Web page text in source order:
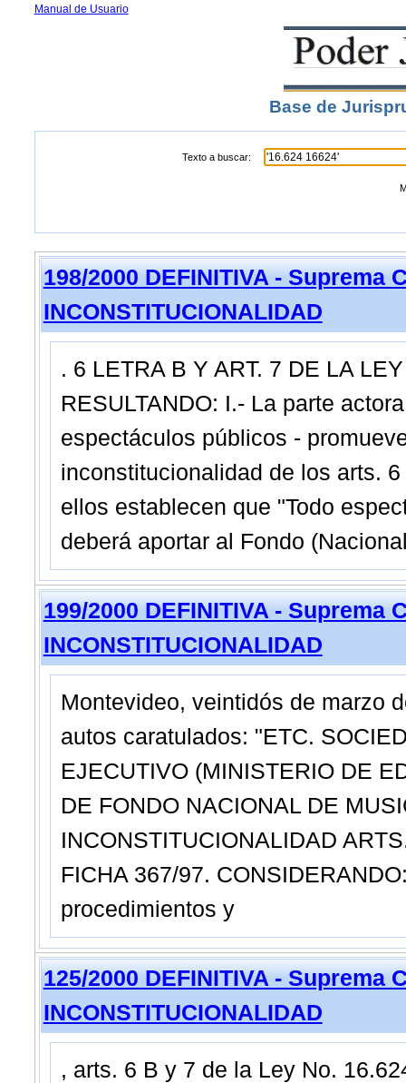
Manual de Usuario
Base de
Texto a buscar:
198/2000 DEFINITIVA - Suprema
INCONSTITUCIONALIDAD
. 6 LETRA B Y ART. 7 DE LA
RESULTANDO: I.- La parte
espectáculos públicos -
inconstitucionalidad de los arts.
ellos establecen que "Todo
deberá aportar al Fondo
199/2000 DEFINITIVA - Suprema
INCONSTITUCIONALIDAD
Montevideo, veintidós de marzo
autos caratulados: "ETC.
EJECUTIVO (MINISTERIO DE
DE FONDO NACIONAL DE
INCONSTITUCIONALIDAD
FICHA 367/97.
procedimientos y
125/2000 DEFINITIVA - Suprema
INCONSTITUCIONALIDAD
, arts. 6 B y 7 de la Ley No.